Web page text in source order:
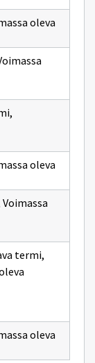
oleva
,
oleva
Voimassa
termi,
oleva